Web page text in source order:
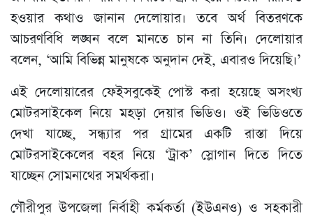
হওয়ার কথাও জানান দেলোয়ার। তবে অর্থ বিতরণকে
আচরণবিধি লঙ্ঘন বলে মানতে চান না তিনি। দেলোয়ার
বলেন, ‘আমি বিভিন্ন মানুষকে অনুদান দেই, এবারও দিয়েছি।’
এই দেলোয়ারের ফেইসবুকেই পোস্ট করা হয়েছে অসংখ্য
মোটরসাইকেল নিয়ে মহড়া দেয়ার ভিডিও। ওই ভিডিওতে
দেখা যাচ্ছে, সন্ধ্যার পর গ্রামের একটি রাস্তা দিয়ে
মোটরসাইকেলের বহর নিয়ে ‘ট্রাক’ স্লোগান দিতে দিতে
যাচ্ছেন সোমনাথের সমর্থকরা।
গৌরীপুর উপজেলা নির্বাহী কর্মকর্তা (ইউএনও) ও সহকারী